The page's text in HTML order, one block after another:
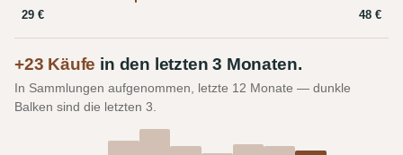
29 € 48 €
+23 Käufe in den letzten 3 Monaten.
In Sammlungen aufgenommen, letzte 12 Monate — dunkle
Balken sind die letzten 3.